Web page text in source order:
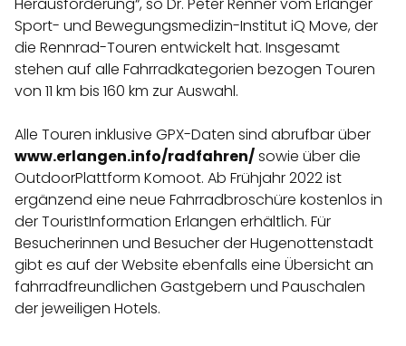
Sport- und Bewegungsmedizin-Institut iQ Move, der
die Rennrad-Touren entwickelt hat. Insgesamt
stehen auf alle Fahrradkategorien bezogen Touren
von 11 km bis 160 km zur Auswahl.
Alle Touren inklusive GPX-Daten sind abrufbar über
www.erlangen.info/radfahren/sowie über die
OutdoorPlattform Komoot. Ab Frühjahr 2022 ist
ergänzend eine neue Fahrradbroschüre kostenlos in
der TouristInformation Erlangen erhältlich. Für
Besucherinnen und Besucher der Hugenottenstadt
gibt es auf der Website ebenfalls eine Übersicht an
fahrradfreundlichen Gastgebern und Pauschalen
der jeweiligen Hotels.